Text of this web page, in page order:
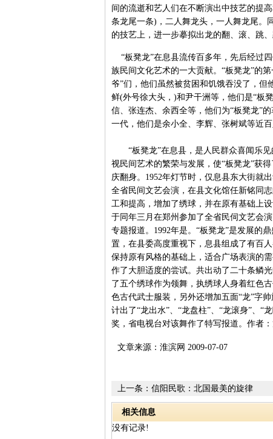
间的流逝和艺人们在不断演出中技艺的提
条龙尾一条)，二人舞龙头，一人舞龙尾。
的技艺上，进一步摹拟出龙的翻、滚、跳
“板凳龙”在息县流传百多年，先后经过
族民间文化艺术的一大贡献。“板凳龙”的
爷”们，他们虽然被贫困和饥饿吞没了，但
鲜(外号徐大头，)和尹干洲等，他们是“板
信、张连杰、余西全等，他们为“板凳龙”
一代，他们是余小全、李辉、张树斌等近百
“板凳龙”在息县，是人民群众喜闻乐见
视民间艺术的繁荣与发展，使“板凳龙”获
庆翻身。1952年灯节时，仅息县东大街就
全省民间文艺会演，在县文化馆任新铭同
工和提高，增加了绣球，并在原有基础上设
于同年三月在郑州参加了全省民伺文艺会
专题报道。1992年是。“板凳龙”是发展的
置，在县委高度重视下，息县组成了有百
保持原有风格的基础上，适合广场表演的
作了大胆适度的尝试。共出动了二十条鳞
了五个绣球作为领舞，执绣球人身着红色
色古代武士服装，另外还增加五面“龙”字
计出了“龙出水”、“龙盘柱”、“龙滚身”、“
奖，省电视台对该舞作了特写报道。作者
文章来源：淮滨网 2009-07-07
上一条： 信阳民歌：北国最美的旋律
相关信息
没有记录!